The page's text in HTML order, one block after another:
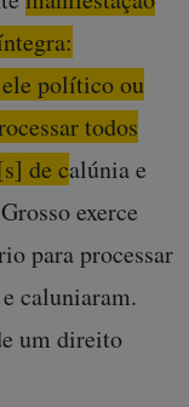
político ou
todos
de calúnia e
exerce
para processar
caluniaram.
um direito